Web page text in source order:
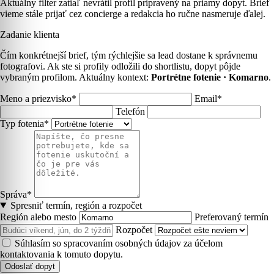
Aktuálny filter zatiaľ nevrátil profil pripravený na priamy dopyt. Brief
vieme stále prijať cez concierge a redakcia ho ručne nasmeruje ďalej.
Zadanie klienta
Čím konkrétnejší brief, tým rýchlejšie sa lead dostane k správnemu
fotografovi. Ak ste si profily odložili do shortlistu, dopyt pôjde
vybraným profilom. Aktuálny kontext: Portrétne fotenie · Komarno.
Meno a priezvisko*
Email*
Telefón
Typ fotenia*
Správa*
Spresniť termín, región a rozpočet
Región alebo mesto
Preferovaný termín
Rozpočet
Súhlasím so spracovaním osobných údajov za účelom
kontaktovania k tomuto dopytu.
Odoslať dopyt